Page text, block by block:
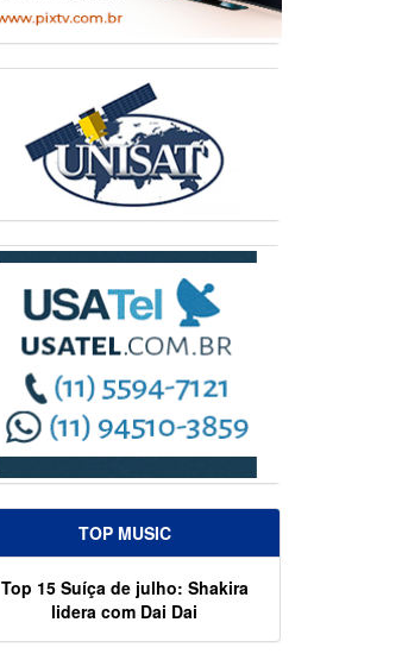
TOP MUSIC
Top 15 Suíça de julho: Shakira
lidera com Dai Dai